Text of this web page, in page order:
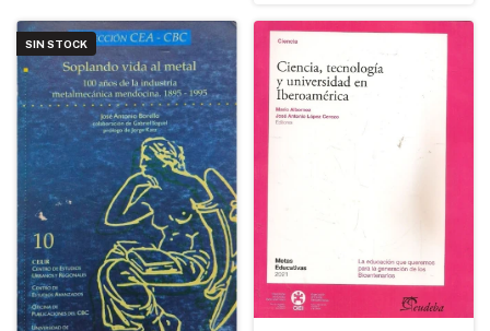
SIN STOCK